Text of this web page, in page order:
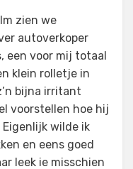
zien we
autoverkoper
een voor mij totaal
klein rolletje in
bijna irritant
voorstellen hoe hij
Eigenlijk wilde ik
en eens goed
leek ie misschien